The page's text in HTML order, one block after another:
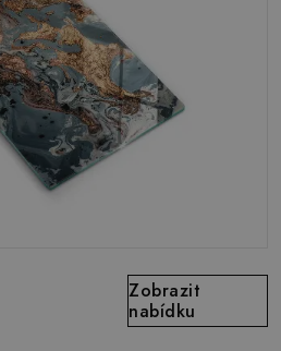
Zobrazit
nabídku